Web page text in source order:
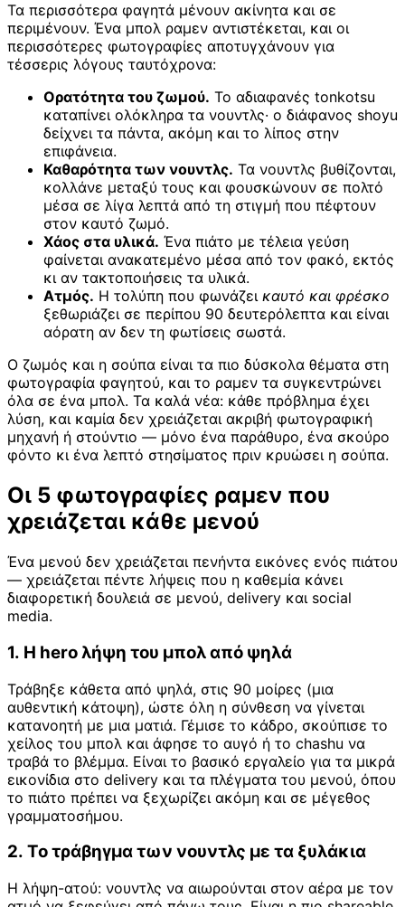
Τα περισσότερα φαγητά μένουν ακίνητα και σε
περιμένουν. Ένα μπολ ραμεν αντιστέκεται, και οι
περισσότερες φωτογραφίες αποτυγχάνουν για
τέσσερις λόγους ταυτόχρονα:
Ορατότητα του ζωμού. Το αδιαφανές tonkotsu
καταπίνει ολόκληρα τα νουντλς· ο διάφανος shoyu
δείχνει τα πάντα, ακόμη και το λίπος στην
επιφάνεια.
Καθαρότητα των νουντλς. Τα νουντλς βυθίζονται,
κολλάνε μεταξύ τους και φουσκώνουν σε πολτό
μέσα σε λίγα λεπτά από τη στιγμή που πέφτουν
στον καυτό ζωμό.
Χάος στα υλικά. Ένα πιάτο με τέλεια γεύση
φαίνεται ανακατεμένο μέσα από τον φακό, εκτός
κι αν τακτοποιήσεις τα υλικά.
Ατμός. Η τολύπη που φωνάζει καυτό και φρέσκο
ξεθωριάζει σε περίπου 90 δευτερόλεπτα και είναι
αόρατη αν δεν τη φωτίσεις σωστά.
Ο ζωμός και η σούπα είναι τα πιο δύσκολα θέματα στη
φωτογραφία φαγητού, και το ραμεν τα συγκεντρώνει
όλα σε ένα μπολ. Τα καλά νέα: κάθε πρόβλημα έχει
λύση, και καμία δεν χρειάζεται ακριβή φωτογραφική
μηχανή ή στούντιο — μόνο ένα παράθυρο, ένα σκούρο
φόντο κι ένα λεπτό στησίματος πριν κρυώσει η σούπα.
Οι 5 φωτογραφίες ραμεν που
χρειάζεται κάθε μενού
Ένα μενού δεν χρειάζεται πενήντα εικόνες ενός πιάτου
— χρειάζεται πέντε λήψεις που η καθεμία κάνει
διαφορετική δουλειά σε μενού, delivery και social
media.
1. Η hero λήψη του μπολ από ψηλά
Τράβηξε κάθετα από ψηλά, στις 90 μοίρες (μια
αυθεντική κάτοψη), ώστε όλη η σύνθεση να γίνεται
κατανοητή με μια ματιά. Γέμισε το κάδρο, σκούπισε το
χείλος του μπολ και άφησε το αυγό ή το chashu να
τραβά το βλέμμα. Είναι το βασικό εργαλείο για τα μικρά
εικονίδια στο delivery και τα πλέγματα του μενού, όπου
το πιάτο πρέπει να ξεχωρίζει ακόμη και σε μέγεθος
γραμματοσήμου.
2. Το τράβηγμα των νουντλς με τα ξυλάκια
Η λήψη-ατού: νουντλς να αιωρούνται στον αέρα με τον